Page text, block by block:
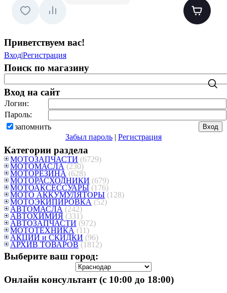
Приветствуем вас!
Вход|Регистрация
Поиск по магазину
Вход на сайт
Логин:
Пароль:
запомнить
Забыл пароль | Регистрация
Категории раздела
МОТОЗАПЧАСТИ (6729)
МОТОМАСЛА (230)
МОТОРЕЗИНА (628)
МОТОРАСХОДНИКИ (679)
МОТОАКСЕССУАРЫ (176)
МОТО АККУМУЛЯТОРЫ (128)
МОТОЭКИПИРОВКА (52)
АВТОМАСЛА (242)
АВТОХИМИЯ (331)
АВТОЗАПЧАСТИ (972)
МОТОТЕХНИКА (11)
АКЦИИ и СКИДКИ (96)
АРХИВ ТОВАРОВ (1812)
Выберите ваш город:
Онлайн консультант (с 10:00 до 18:00)